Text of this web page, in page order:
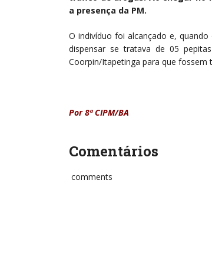
a presença da PM.
O indivíduo foi alcançado e,
dispensar se tratava de 05
Coorpin/Itapetinga para que fossem
Por 8ª CIPM/BA
Comentários
comments